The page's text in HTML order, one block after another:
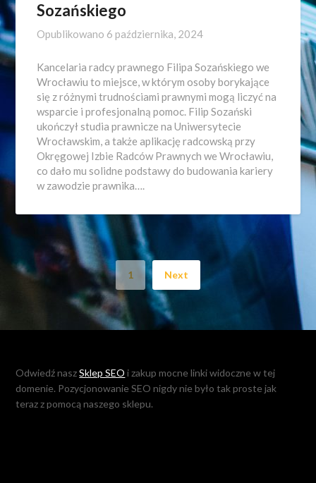
Sozańskiego
Opublikowano 6 października, 2024
Kancelaria radcy prawnego Filipa Sozańskiego we
Wrocławiu to miejsce, w którym osoby borykające
się z różnymi trudnościami prawnymi mogą liczyć na
wsparcie i profesjonalną pomoc. Filip Sozański
ukończył studia prawnicze na Uniwersytecie
Wrocławskim, a także aplikację radcowską przy
Okręgowej Izbie Radców Prawnych we Wrocławiu,
co dało mu solidne podstawy do budowania kariery
w zawodzie prawnika….
1 Next
Odwiedź naszSklep SEO i zakup mocne linki widoczne w tej
domenie. Pozycjonowanie SEO nigdy nie było tak proste jak
teraz z pomocą naszego sklepu.